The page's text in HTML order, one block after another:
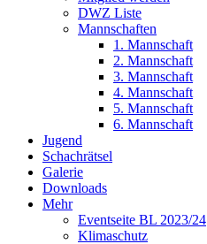
DWZ Liste
Mannschaften
1. Mannschaft
2. Mannschaft
3. Mannschaft
4. Mannschaft
5. Mannschaft
6. Mannschaft
Jugend
Schachrätsel
Galerie
Downloads
Mehr
Eventseite BL 2023/24
Klimaschutz